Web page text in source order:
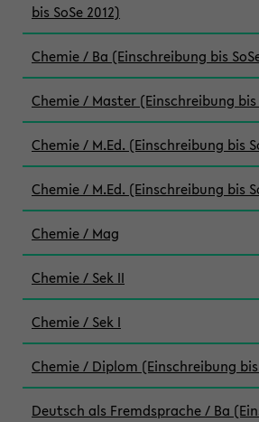
bis SoSe 2012)
Chemie / Ba (Einschreibung bis
Chemie / Master (Einschreibung bis
Chemie / M.Ed. (Einschreibung bis
Chemie / M.Ed. (Einschreibung bis
Chemie / Mag
Chemie / Sek II
Chemie / Sek I
Chemie / Diplom (Einschreibung
Deutsch als Fremdsprache / Ba